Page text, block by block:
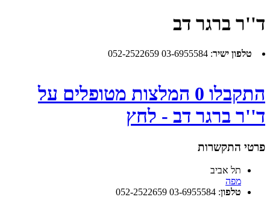
ד''ר ברגר דב
טלפון ישיר:
03-6955584 052-2522659
התקבלו 0 המלצות מטופלים על
ד''ר ברגר דב - לחץ
פרטי התקשרות
תל אביב
מפה
טלפון:
03-6955584 052-2522659